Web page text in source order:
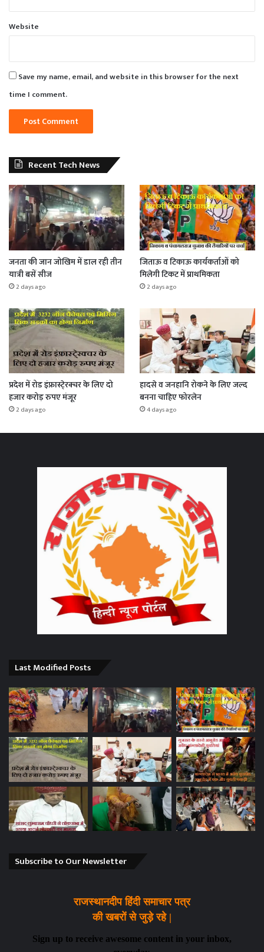
Website
Save my name, email, and website in this browser for the next
time I comment.
Recent Tech News
जनता की जान जोखिम में डाल रही तीन
यात्री बसें सीज
2 days ago
जिताऊ व टिकाऊ कार्यकर्ताओं को
मिलेगी टिकट में प्राथमिकता
2 days ago
प्रदेश में रोड इंफ्रास्टे्रक्चर के लिए दो
हजार करोड़ रुपए मंजूर
2 days ago
हादसे व जनहानि रोकने के लिए जल्द
बनना चाहिए फोरलेन
4 days ago
Last Modified Posts
Subscribe to Our Newsletter
राजस्थानदीप हिंदी समाचार पत्र
की खबरों से जुड़े रहे |
Sign up to receive awesome content in your inbox,